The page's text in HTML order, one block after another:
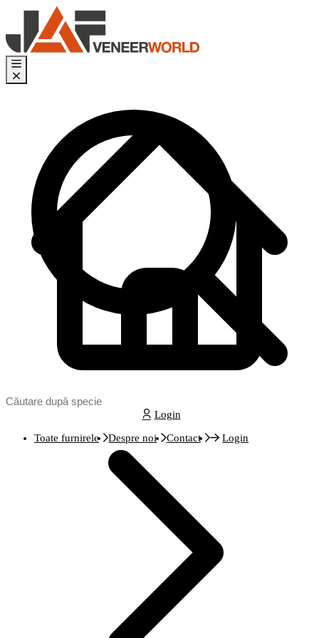
Login
Toate furnirele Despre noi Contact Login